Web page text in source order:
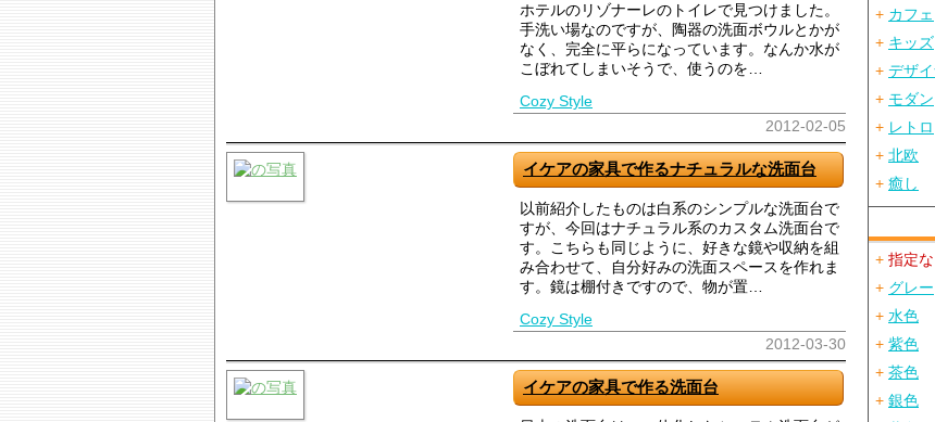
ホテルのリゾナーレのトイレで見つけました。
手洗い場なのですが、陶器の洗面ボウルとかが
なく、完全に平らになっています。なんか水が
こぼれてしまいそうで、使うのを…
Cozy Style
2012-02-05
イケアの家具で作るナチュラルな洗面台
以前紹介したものは白系のシンプルな洗面台で
すが、今回はナチュラル系のカスタム洗面台で
す。こちらも同じように、好きな鏡や収納を組
み合わせて、自分好みの洗面スペースを作れま
す。鏡は棚付きですので、物が置…
Cozy Style
2012-03-30
イケアの家具で作る洗面台
+ カフェ
+ キッズ
+ デザ
+ モダン
+ レトロ
+ 北欧
+ 癒し
+ 指定
+ グレー
+ 水色
+ 紫色
+ 茶色
+ 銀色